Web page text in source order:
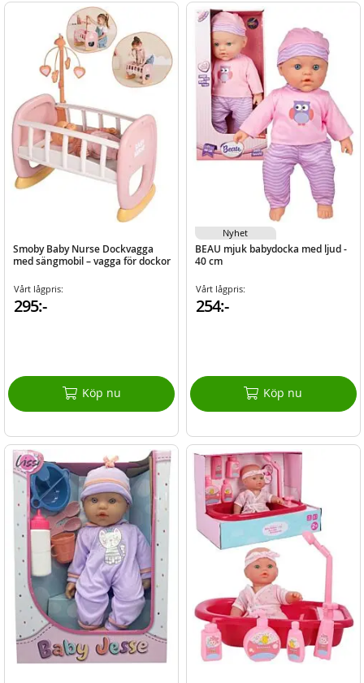
Smoby Baby Nurse Dockvagga
med sängmobil – vagga för dockor
Vårt lågpris:
295:-
Köp nu
BEAU mjuk babydocka med ljud -
40 cm
Vårt lågpris:
254:-
Köp nu
Nyhet